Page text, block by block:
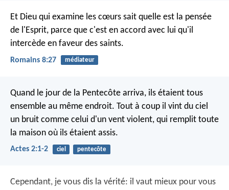
Et Dieu qui examine les cœurs sait quelle est la pensée
de l'Esprit, parce que c'est en accord avec lui qu'il
intercède en faveur des saints.
Romains 8:27 médiateur
Quand le jour de la Pentecôte arriva, ils étaient tous
ensemble au même endroit. Tout à coup il vint du ciel
un bruit comme celui d'un vent violent, qui remplit toute
la maison où ils étaient assis.
Actes 2:1-2 ciel pentecôte
Cependant, je vous dis la vérité: il vaut mieux pour vous